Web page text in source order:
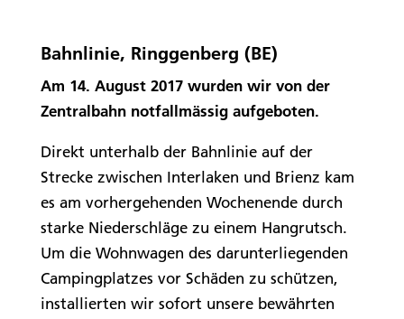
Bahnlinie, Ringgenberg (BE)
Am 14. August 2017 wurden wir von der
Zentralbahn notfallmässig aufgeboten.
Direkt unterhalb der Bahnlinie auf der
Strecke zwischen Interlaken und Brienz kam
es am vorhergehenden Wochenende durch
starke Niederschläge zu einem Hangrutsch.
Um die Wohnwagen des darunterliegenden
Campingplatzes vor Schäden zu schützen,
installierten wir sofort unsere bewährten